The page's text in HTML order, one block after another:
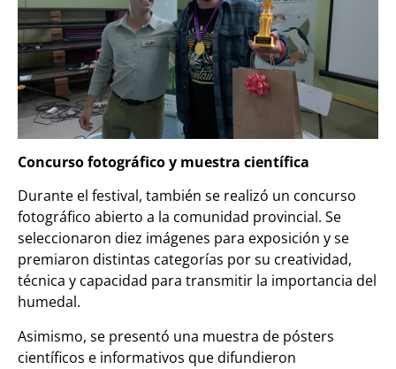
Concurso fotográfico y muestra científica
Durante el festival, también se realizó un concurso
fotográfico abierto a la comunidad provincial. Se
seleccionaron diez imágenes para exposición y se
premiaron distintas categorías por su creatividad,
técnica y capacidad para transmitir la importancia del
humedal.
Asimismo, se presentó una muestra de pósters
científicos e informativos que difundieron